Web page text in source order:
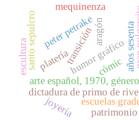
arte español, 1970,
cómic
humor gráfico
transición años sesenta
peter petrake
dictadura de primo de
aragón
mequinenza
escuelas
patrimonio
santo sepulcro
escultura
joyería
platería